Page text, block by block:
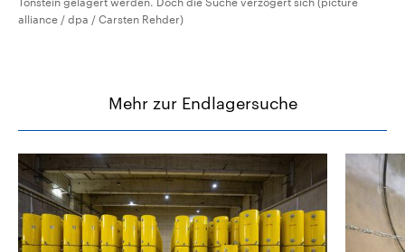
alliance / dpa / Carsten Rehder)
Mehr zur Endlagersuche